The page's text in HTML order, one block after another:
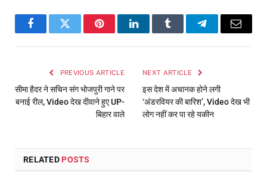
FacebookTwitter PinterestLinkedInTumblr TelegramEmail
PREVIOUS ARTICLE
सीमा हैदर ने सचिन संग भोजपुरी गाने पर
बनाई रील, Video देख दीवाने हुए UP-
बिहार वाले
NEXT ARTICLE
इस देश में अचानक होने लगी
‘अंडरवियर की बारिश’, Video देख भी
लोग नहीं कर पा रहे यकीन
RELATED POSTS